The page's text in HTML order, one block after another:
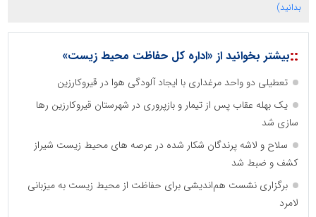
بدانید)
::بیشتر بخوانید از «اداره کل حفاظت محیط زیست»
تعطیلی دو واحد مرغداری با ایجاد آلودگی هوا در قیروکارزین
یک بهله عقاب پس از تیمار و بازپروری در شهرستان قیروکارزین رها
سازی شد
سلاح و لاشه پرندگان شکار شده در عرصه های محیط زیست شیراز
کشف و ضبط شد
برگزاری نشست هم‌اندیشی برای حفاظت از محیط زیست به میزبانی
لامرد